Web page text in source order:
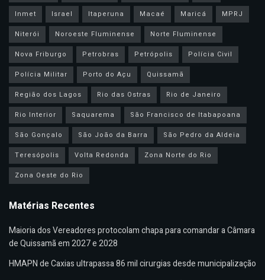
Inmet
Israel Itaperuna Macaé Maricá
MPRJ
Niterói
Noroeste Fluminense
Norte Fluminense
Nova Friburgo
Petrobras Petrópolis
Polícia Civil
Polícia Militar
Porto do Açu
Quissamã
Região dos Lagos
Rio das Ostras
Rio de Janeiro
Rio Interior
Saquarema
São Francisco de Itabapoana
São Gonçalo
São João da Barra
São Pedro da Aldeia
Teresópolis
Volta Redonda
Zona Norte do Rio
Zona Oeste do Rio
Matérias Recentes
Maioria dos Vereadores protocolam chapa para comandar a Câmara
de Quissamã em 2027 e 2028
HMAPN de Caxias ultrapassa 86 mil cirurgias desde municipalização